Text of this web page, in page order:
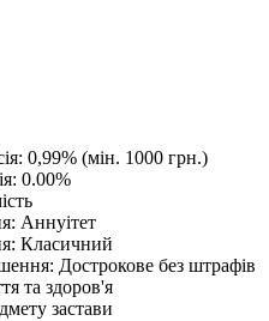
0,99% (мін. 1000 грн.)
0.00%
Aннуітет
Класичний
Дострокове без штрафів
та здоров'я
застави